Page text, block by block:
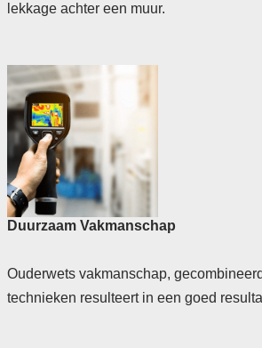
lekkage achter een muur.
Duurzaam Vakmanschap
Ouderwets vakmanschap,
technieken resulteert in een goed